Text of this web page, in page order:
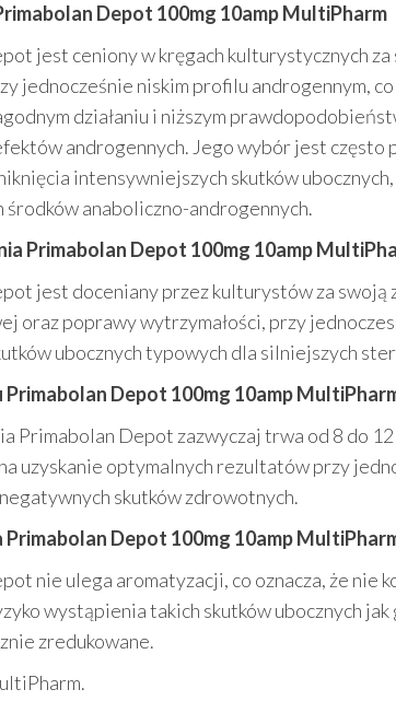
Depot 100mg 10amp MultiPharm
jest ceniony w kręgach kulturystycznych
jednocześnie niskim profilu androgennym,
działaniu i niższym
androgennych. Jego wybór jest często
intensywniejszych skutków
środków anaboliczno-androgennych.
Primabolan Depot 100mg 10amp
jest doceniany przez kulturystów za swoją
oraz poprawy wytrzymałości, przy
ubocznych typowych dla silniejszych
Primabolan Depot 100mg 10amp
Primabolan Depot zazwyczaj trwa od 8 do
uzyskanie optymalnych rezultatów przy
skutków zdrowotnych.
Primabolan Depot 100mg 10amp
nie ulega aromatyzacji, co oznacza, że nie
wystąpienia takich skutków ubocznych
zredukowane.